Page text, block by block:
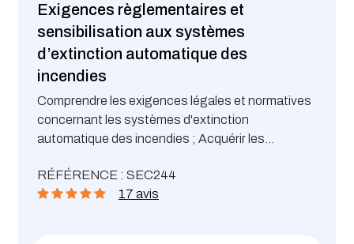
Exigences règlementaires et
sensibilisation aux systèmes
d’extinction automatique des
incendies
Comprendre les exigences légales et normatives
concernant les systèmes d'extinction
automatique des incendies ; Acquérir les
mise en œuvre, leur réception et leur maintenance
RÉFÉRENCE : SEC244
17 avis